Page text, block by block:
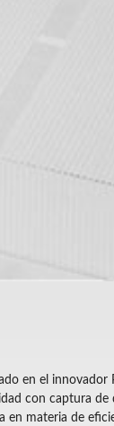
en el
con captura de
en materia de